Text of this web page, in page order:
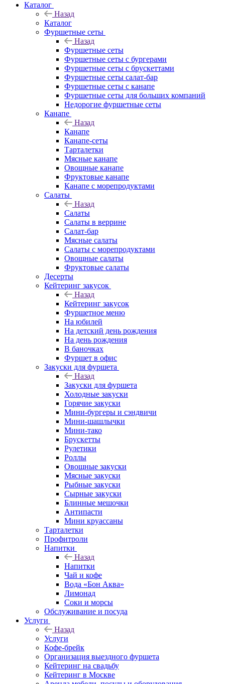
Каталог
Назад
Каталог
Фуршетные сеты
Назад
Фуршетные сеты
Фуршетные сеты с бургерами
Фуршетные сеты с брускеттами
Фуршетные сеты салат-бар
Фуршетные сеты с канапе
Фуршетные сеты для больших компаний
Недорогие фуршетные сеты
Канапе
Назад
Канапе
Канапе-сеты
Тарталетки
Мясные канапе
Овощные канапе
Фруктовые канапе
Канапе с морепродуктами
Салаты
Назад
Салаты
Салаты в веррине
Салат-бар
Мясные салаты
Салаты с морепродуктами
Овощные салаты
Фруктовые салаты
Десерты
Кейтеринг закусок
Назад
Кейтеринг закусок
Фуршетное меню
На юбилей
На детский день рождения
На день рождения
В баночках
Фуршет в офис
Закуски для фуршета
Назад
Закуски для фуршета
Холодные закуски
Горячие закуски
Мини-бургеры и сэндвичи
Мини-шашлычки
Мини-тако
Брускетты
Рулетики
Роллы
Овощные закуски
Мясные закуски
Рыбные закуски
Сырные закуски
Блинные мешочки
Антипасти
Мини круассаны
Тарталетки
Профитроли
Напитки
Назад
Напитки
Чай и кофе
Вода «Бон Аква»
Лимонад
Соки и морсы
Обслуживание и посуда
Услуги
Назад
Услуги
Кофе-брейк
Организация выездного фуршета
Кейтеринг на свадьбу
Кейтеринг в Москве